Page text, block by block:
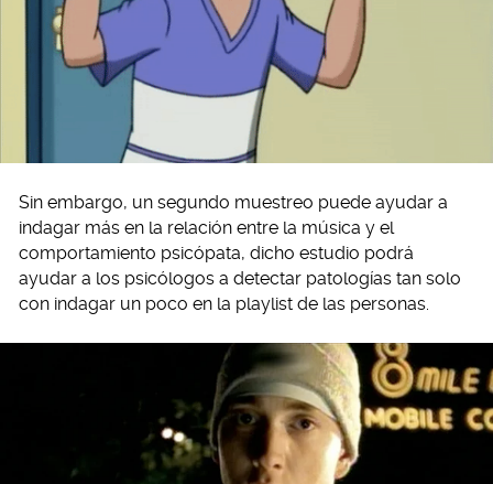
Sin embargo, un segundo muestreo puede ayudar a
indagar más en la relación entre la música y el
comportamiento psicópata, dicho estudio podrá
ayudar a los psicólogos a detectar patologías tan solo
con indagar un poco en la playlist de las personas.